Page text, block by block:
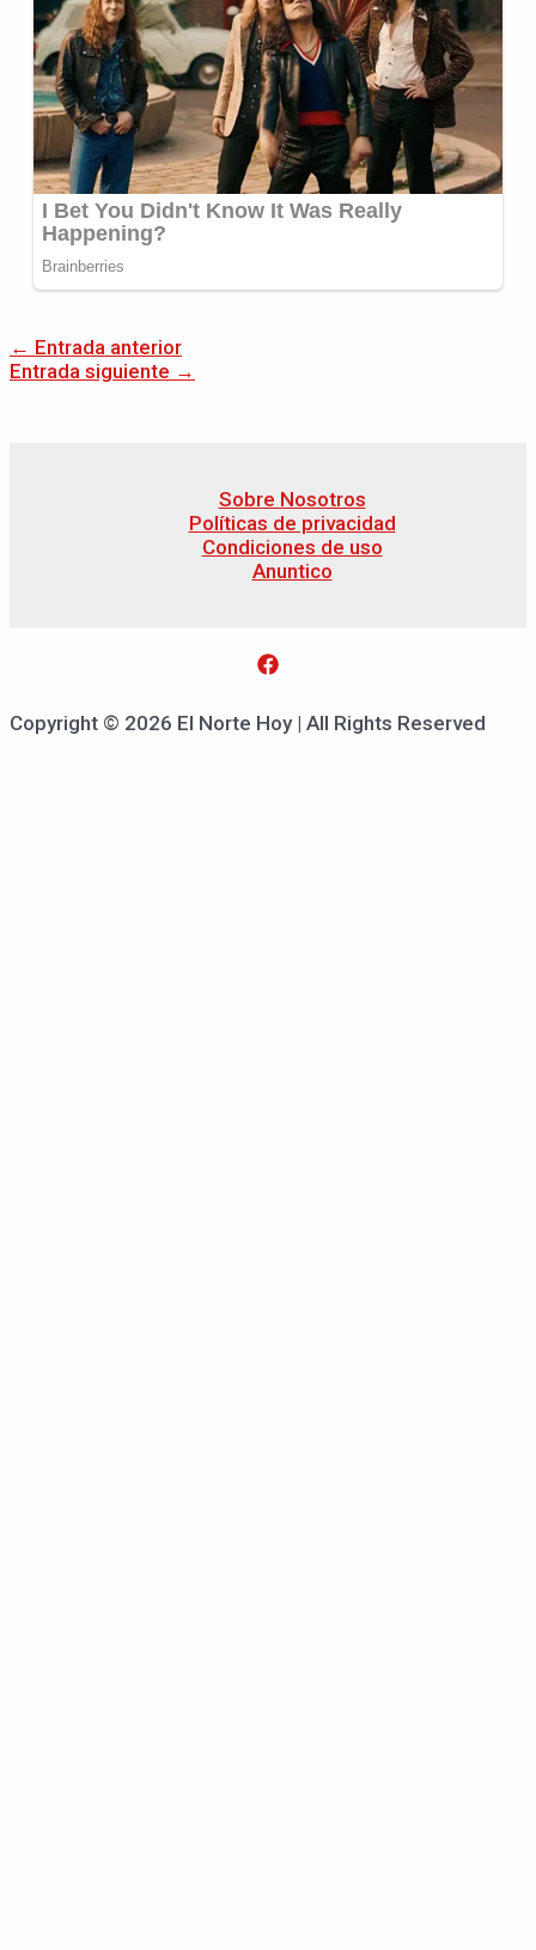
← Entrada anterior
Entrada siguiente →
Sobre Nosotros
Políticas de privacidad
Condiciones de uso
Anuntico
Copyright © 2026 El Norte Hoy | All Rights Reserved